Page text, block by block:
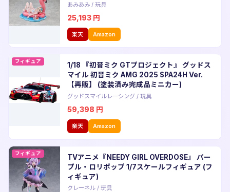
あみあみ/ 玩具
25,193 円
楽天 Amazon
フィギュア
1/18 『初音ミク GTプロジェクト』 グッドス
マイル 初音ミク AMG 2025 SPA24H Ver.
【再販】 (塗装済み完成品ミニカー)
グッドスマイルレーシング/ 玩具
59,398 円
楽天 Amazon
フィギュア
TVアニメ『NEEDY GIRL OVERDOSE』 パー
プル・ロリポップ 1/7スケールフィギュア (フ
ィギュア)
クレーネル/ 玩具